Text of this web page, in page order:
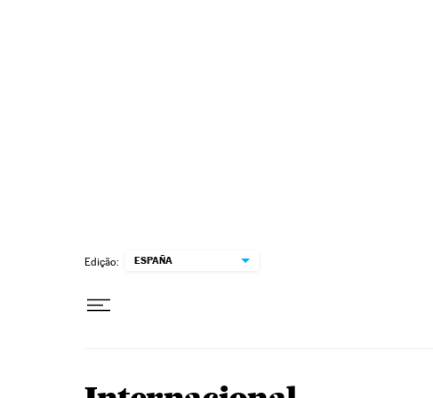
Edição: ESPAÑA